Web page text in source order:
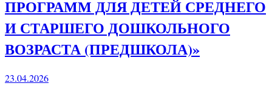
ПРОГРАММ ДЛЯ ДЕТЕЙ СРЕДНЕГО
И СТАРШЕГО ДОШКОЛЬНОГО
ВОЗРАСТА (ПРЕДШКОЛА)»
23.04.2026